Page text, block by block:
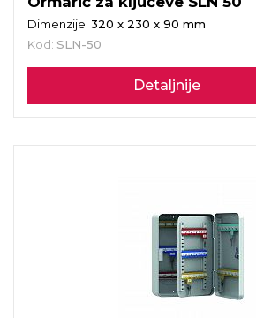
Dimenzije: 320 x 230 x 90 mm
Kod: SLN-50
Detaljnije